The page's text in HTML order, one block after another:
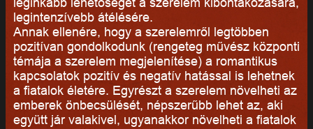
legintenzívebb átélésére.
Annak ellenére, hogy a szerelemről legtöbben
pozitívan gondolkodunk (rengeteg művész központi
témája a szerelem megjelenítése) a romantikus
kapcsolatok pozitív és negatív hatással is lehetnek
a fiatalok életére. Egyrészt a szerelem növelheti az
emberek önbecsülését, népszerűbb lehet az, aki
együtt jár valakivel, ugyanakkor növelheti a fiatalok